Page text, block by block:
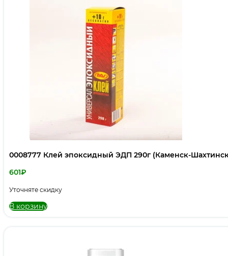
0008777 Клей эпоксидный ЭДП 290г (Каменск-
601₽
Уточняте скидку
В корзину